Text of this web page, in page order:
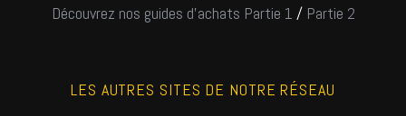
Découvrez nos guides d'achats Partie 1 / Partie 2
LES AUTRES SITES DE NOTRE RÉSEAU